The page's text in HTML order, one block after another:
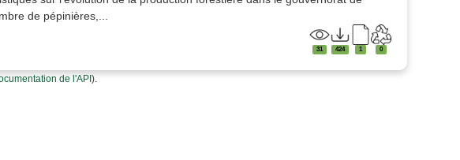
de pépinières,...
31 424 1 0
de l'API ).